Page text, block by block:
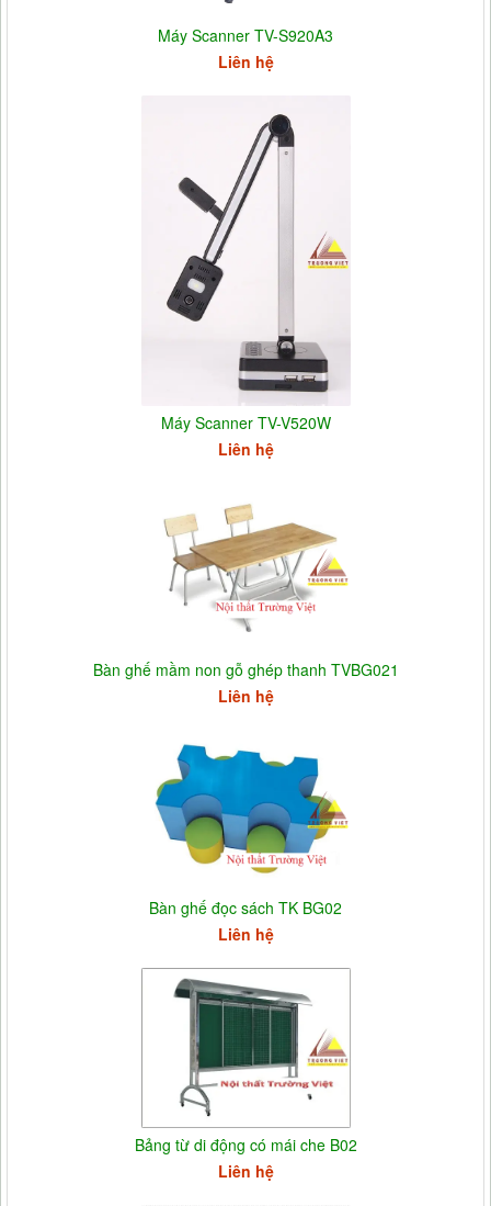
Máy Scanner TV-S920A3
Liên hệ
Máy Scanner TV-V520W
Liên hệ
Bàn ghế mầm non gỗ ghép thanh TVBG021
Liên hệ
Bàn ghế đọc sách TK BG02
Liên hệ
Bảng từ di động có mái che B02
Liên hệ